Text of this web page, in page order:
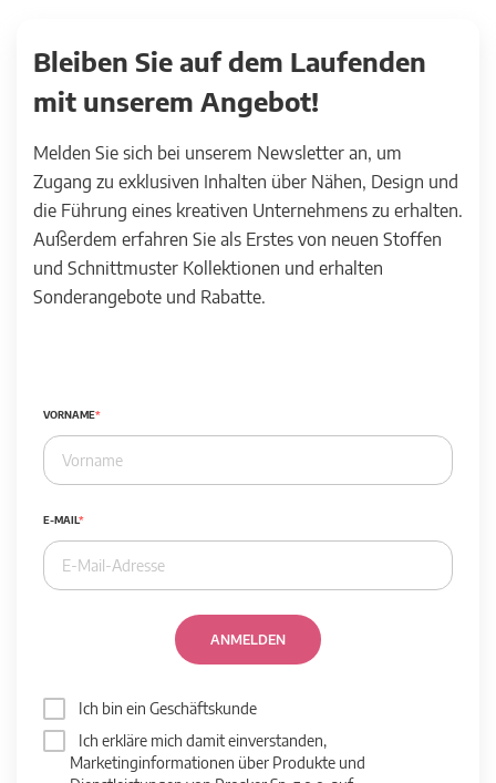
Bleiben Sie auf dem Laufenden
mit unserem Angebot!
Melden Sie sich bei unserem Newsletter an, um
Zugang zu exklusiven Inhalten über Nähen, Design und
die Führung eines kreativen Unternehmens zu erhalten.
Außerdem erfahren Sie als Erstes von neuen Stoffen
und Schnittmuster Kollektionen und erhalten
Sonderangebote und Rabatte.
VORNAME
E-MAIL
ANMELDEN
Ich bin ein Geschäftskunde
Ich erkläre mich damit einverstanden,
Marketinginformationen über Produkte und